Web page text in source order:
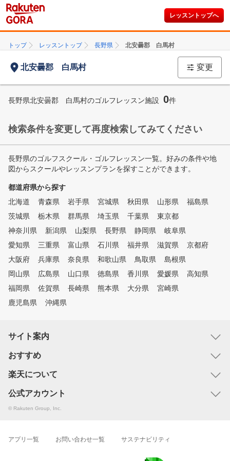
レッスントップへ
トップ レッスントップ 長野県 北安曇郡 白馬村
北安曇郡 白馬村 変更
長野県北安曇郡 白馬村のゴルフレッスン施設 0件
検索条件を変更して再度検索してみてください
長野県のゴルフスクール・ゴルフレッスン一覧。好みの条件や地
図からスクールやレッスンプランを探すことができます。
都道府県から探す
北海道
青森県 岩手県 宮城県 秋田県 山形県
福島県
茨城県
栃木県 群馬県 埼玉県 千葉県
東京都
神奈川県
新潟県 山梨県 長野県 静岡県
岐阜県
愛知県
三重県 富山県 石川県 福井県 滋賀県
京都府
大阪府
兵庫県 奈良県 和歌山県 鳥取県
島根県
岡山県
広島県 山口県 徳島県 香川県 愛媛県
高知県
福岡県
佐賀県 長崎県 熊本県 大分県
宮崎県
鹿児島県
沖縄県
サイト案内
おすすめ
楽天について
公式アカウント
© Rakuten Group, Inc.
アプリ一覧 お問い合わせ一覧 サステナビリティ